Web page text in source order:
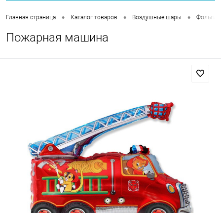
Главная страница • Каталог товаров • Воздушные шары •
Пожарная машина